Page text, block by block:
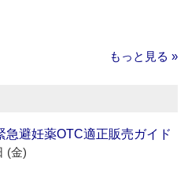
もっと見る »
急避妊薬OTC適正販売ガイド
(金)